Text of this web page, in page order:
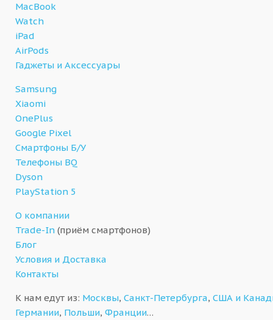
MacBook
Watch
iPad
AirPods
Гаджеты и Аксессуары
Samsung
Xiaomi
OnePlus
Google Pixel
Смартфоны Б/У
Телефоны BQ
Dyson
PlayStation 5
О компании
Trade-In (приём смартфонов)
Блог
Условия и Доставка
Контакты
К нам едут из: Москвы, Санкт-Петербурга, США и
Германии, Польши, Франции…